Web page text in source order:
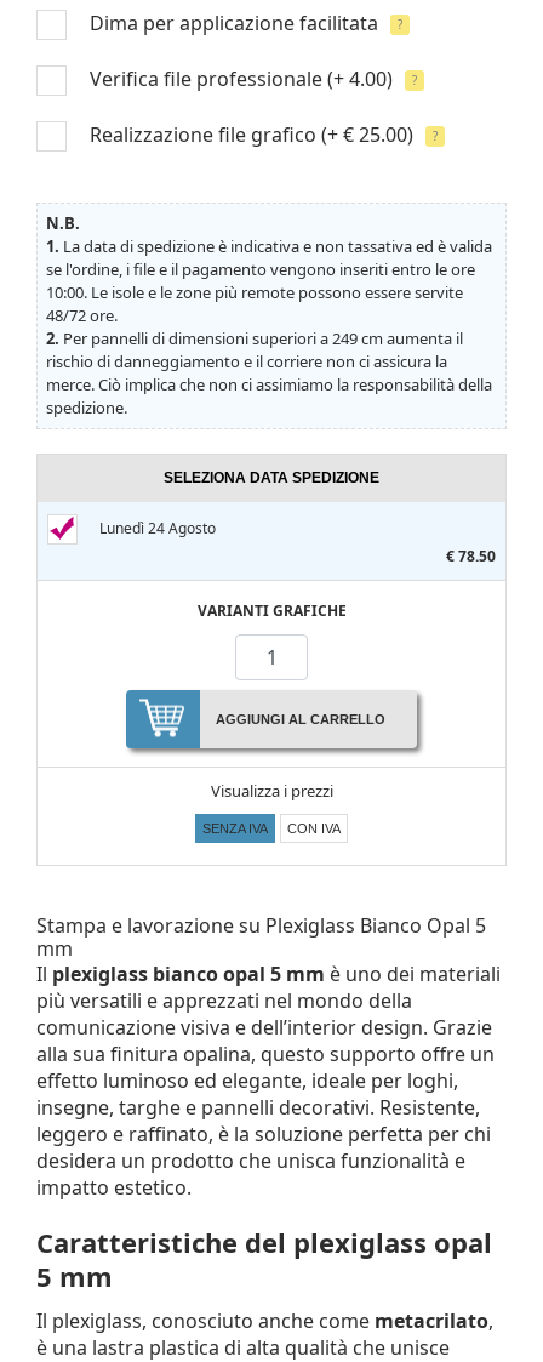
Dima per applicazione facilitata ?
Verifica file professionale(+ 4.00) ?
Realizzazione file grafico (+ € 25.00) ?
N.B.
1. La data di spedizione è indicativa e non tassativa ed è valida
se l'ordine, i file e il pagamento vengono inseriti entro le ore
10:00. Le isole e le zone più remote possono essere servite
48/72 ore.
2. Per pannelli di dimensioni superiori a 249 cm aumenta il
rischio di danneggiamento e il corriere non ci assicura la
merce. Ciò implica che non ci assimiamo la responsabilità della
spedizione.
SELEZIONA DATA SPEDIZIONE
Lunedì 24 Agosto
€ 78.50
VARIANTI GRAFICHE
AGGIUNGI AL CARRELLO
Visualizza i prezzi
SENZA IVA CON IVA
Stampa e lavorazione su Plexiglass Bianco Opal 5
mm
Il plexiglass bianco opal 5 mm è uno dei materiali
più versatili e apprezzati nel mondo della
comunicazione visiva e dell’interior design. Grazie
alla sua finitura opalina, questo supporto offre un
effetto luminoso ed elegante, ideale per loghi,
insegne, targhe e pannelli decorativi. Resistente,
leggero e raffinato, è la soluzione perfetta per chi
desidera un prodotto che unisca funzionalità e
impatto estetico.
Caratteristiche del plexiglass opal
5 mm
Il plexiglass, conosciuto anche come metacrilato,
è una lastra plastica di alta qualità che unisce